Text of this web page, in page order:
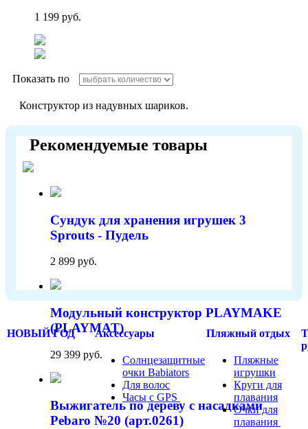
1 199 руб.
Показать по
Конструктор из надувных шариков.
Рекомендуемые товары
Сундук для хранения игрушек 3
Sprouts - Пудель
2 899 руб.
Модульный конструктор PLAYMAKE
(PLAYMAT)
29 399 руб.
Выжигатель по дереву с насадками
Pebaro №20 (арт.0261)
НОВЫЙ ГОД Аксессуары
Солнцезащитные
очки Babiators
Для волос
Часы с GPS
Пляжный отдых
Пляжные
игрушки
Круги для
плавания
Очки для
плавания